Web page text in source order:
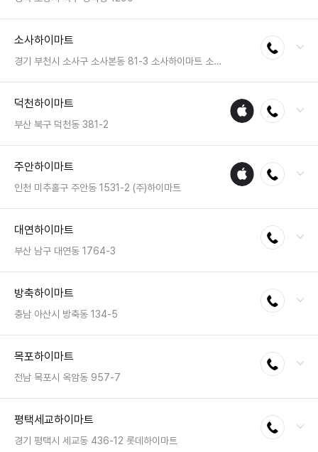
팩스 : 050-2222-1844
영업시간 : 금일 10:30~20:30
소사하이마트
경기 부천시 소사구 소사본동 81-3 소사하이마트 소사하이마트
전화연결
팩스 : 05023331429
영업시간 : 금일 10:30~20:30
덕천하이마트
부산 북구 덕천동 381-2
애플
수리
전화연결
팩스 : 050-2222-1788
영업시간 : 금일 10:30~20:30
주안하이마트
인천 미추홀구 주안동 1531-2 (주)하이마트
애플
수리
전화연결
팩스 : 050-2222-0953
영업시간 : 금일 10:30~20:30
대연하이마트
부산 남구 대연동 1764-3
전화연결
팩스 : 050-2222-1794
영업시간 : 금일 10:30~20:30
방축하이마트
충남 아산시 방축동 134-5
전화연결
팩스 : 050-2222-1155
영업시간 : 금일 10:30~20:30
목포하이마트
전남 목포시 옥암동 957-7
전화연결
팩스 : 050-2222-1562
영업시간 : 금일 10:30~20:30
평택세교하이마트
경기 평택시 세교동 436-12 롯데하이마트
전화연결